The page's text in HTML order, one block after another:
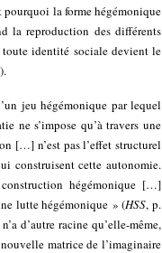
pourquoi la forme hégémonique
la reproduction des différents
toute identité sociale devient le
jeu hégémonique par lequel
ne s’impose qu’à travers une
[…] n’est pas l’effet structurel
construisent cette autonomie.
hégémonique […]
lutte hégémonique » (HSS, p.
d’autre racine qu’elle-même,
matrice de l’imaginaire